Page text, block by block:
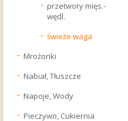
przetwory mięs.-
wędl.
świeże waga
Mrożonki
Nabiał, Tłuszcze
Napoje, Wody
Pieczywo, Cukiernia